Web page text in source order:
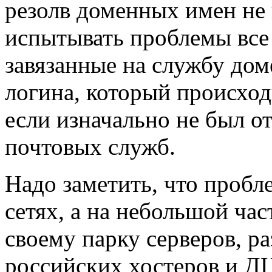
резолв доменных имен не
испытывать проблемы
завязанные на службу
логина, который
если изначально не был
почтовых служб.
Надо заметить, что
сетях, а на небольшой
своему парку серверов,
российских хостеров и